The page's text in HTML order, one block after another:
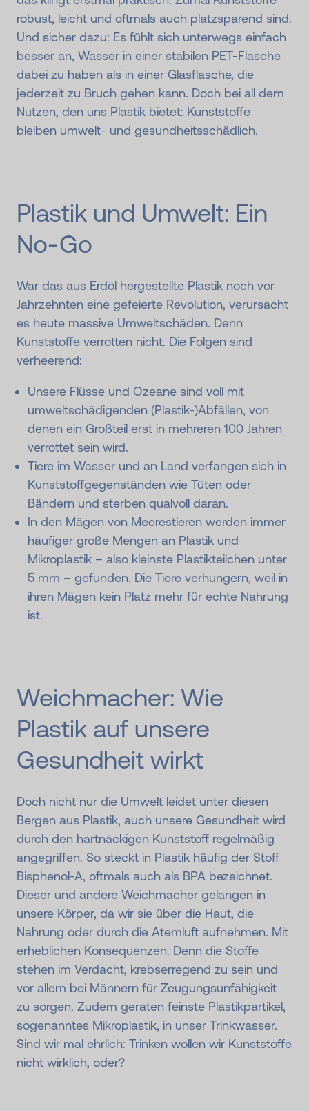
robust, leicht und oftmals auch platzsparend sind.
Und sicher dazu: Es fühlt sich unterwegs einfach
besser an, Wasser in einer stabilen PET-Flasche
dabei zu haben als in einer Glasflasche, die
jederzeit zu Bruch gehen kann. Doch bei all dem
Nutzen, den uns Plastik bietet: Kunststoffe
bleiben umwelt- und gesundheitsschädlich.
Plastik und Umwelt: Ein
No-Go
War das aus Erdöl hergestellte Plastik noch vor
Jahrzehnten eine gefeierte Revolution, verursacht
es heute massive Umweltschäden. Denn
Kunststoffe verrotten nicht. Die Folgen sind
verheerend:
Unsere Flüsse und Ozeane sind voll mit
umweltschädigenden (Plastik-)Abfällen, von
denen ein Großteil erst in mehreren 100 Jahren
verrottet sein wird.
Tiere im Wasser und an Land verfangen sich in
Kunststoffgegenständen wie Tüten oder
Bändern und sterben qualvoll daran.
In den Mägen von Meerestieren werden immer
häufiger große Mengen an Plastik und
Mikroplastik – also kleinste Plastikteilchen unter
5 mm – gefunden. Die Tiere verhungern, weil in
ihren Mägen kein Platz mehr für echte Nahrung
ist.
Weichmacher: Wie
Plastik auf unsere
Gesundheit wirkt
Doch nicht nur die Umwelt leidet unter diesen
Bergen aus Plastik, auch unsere Gesundheit wird
durch den hartnäckigen Kunststoff regelmäßig
angegriffen. So steckt in Plastik häufig der Stoff
Bisphenol-A, oftmals auch als BPA bezeichnet.
Dieser und andere Weichmacher gelangen in
unsere Körper, da wir sie über die Haut, die
Nahrung oder durch die Atemluft aufnehmen. Mit
erheblichen Konsequenzen. Denn die Stoffe
stehen im Verdacht, krebserregend zu sein und
vor allem bei Männern für Zeugungsunfähigkeit
zu sorgen. Zudem geraten feinste Plastikpartikel,
sogenanntes Mikroplastik, in unser Trinkwasser.
Sind wir mal ehrlich: Trinken wollen wir Kunststoffe
nicht wirklich, oder?